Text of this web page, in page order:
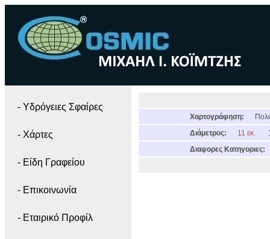
- Yδρόγειες Σφαίρες
- Χάρτες
- Είδη Γραφείου
- Επικοινωνία
- Εταιρικό Προφίλ
Χαρτογράφηση:
Διάμετρος:
11 εκ.
Διαφορες Κατηγοριες: